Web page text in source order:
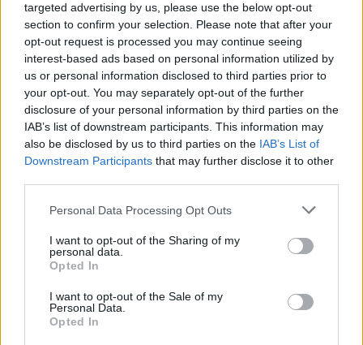
targeted advertising by us, please use the below opt-out
section to confirm your selection. Please note that after your
opt-out request is processed you may continue seeing
interest-based ads based on personal information utilized by
us or personal information disclosed to third parties prior to
your opt-out. You may separately opt-out of the further
disclosure of your personal information by third parties on the
IAB’s list of downstream participants. This information may
also be disclosed by us to third parties on the IAB’s List of
Downstream Participants that may further disclose it to other
Personal Data Processing Opt Outs
I want to opt-out of the Sharing of my
personal data.
Opted In
I want to opt-out of the Sale of my
Personal Data.
Opted In
ΠΕΡΙΒΑΛΛΟΝ
Ο Δήμος Ελληνικού Αργυρούπολης και οι
Εθελοντές Δασοπροστασίας & Πυρόσβεσης
05/08/2026 - 08:58